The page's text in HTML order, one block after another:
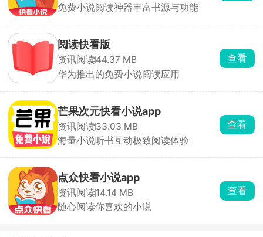
免费小说阅读神器丰富书源与功能
阅读快看版
资讯阅读44.37 MB
华为推出的免费小说阅读应用
查看
芒果次元快看小说app
资讯阅读33.03 MB
海量小说听书互动极致阅读体验
查看
点众快看小说app
资讯阅读14.14 MB
随心阅读你喜欢的小说
查看